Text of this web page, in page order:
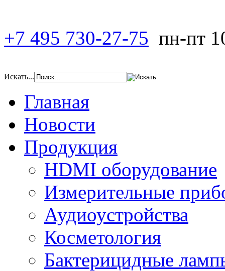
+7 495 730-27-75 пн-пт
Искать...
Главная
Новости
Продукция
HDMI оборудование
Измерительные
Аудиоустройства
Косметология
Бактерицидные